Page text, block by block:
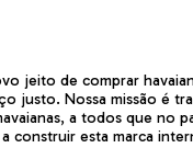
jeito de comprar
justo. Nossa missão é
a todos que no
construir esta marca